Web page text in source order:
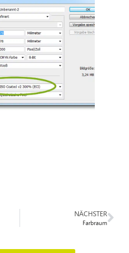
NÄCHSTER
Farbraum